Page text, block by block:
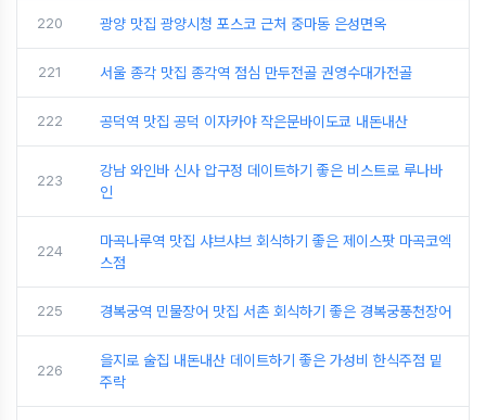
220 광양 맛집 광양시청 포스코 근처 중마동 은성면옥
221 서울 종각 맛집 종각역 점심 만두전골 권영수대가전골
222 공덕역 맛집 공덕 이자카야 작은문바이도쿄 내돈내산
223
강남 와인바 신사 압구정 데이트하기 좋은 비스트로 루나바
인
224
마곡나루역 맛집 샤브샤브 회식하기 좋은 제이스팟 마곡코엑
스점
225 경복궁역 민물장어 맛집 서촌 회식하기 좋은 경복궁풍천장어
226
을지로 술집 내돈내산 데이트하기 좋은 가성비 한식주점 밑
주락